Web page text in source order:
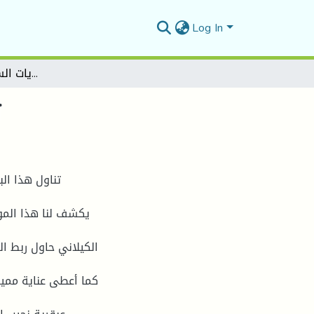
Log In
تنمية التراث في رواية الرايات السوداء لنجيب الكيلاني
تناول هذا
يكشف لنا هذا
الكيلاني حاول ربط
كما أعطى عناية